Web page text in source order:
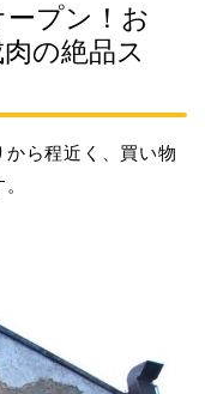
プン！お
の絶品ス
ら程近く、買い物